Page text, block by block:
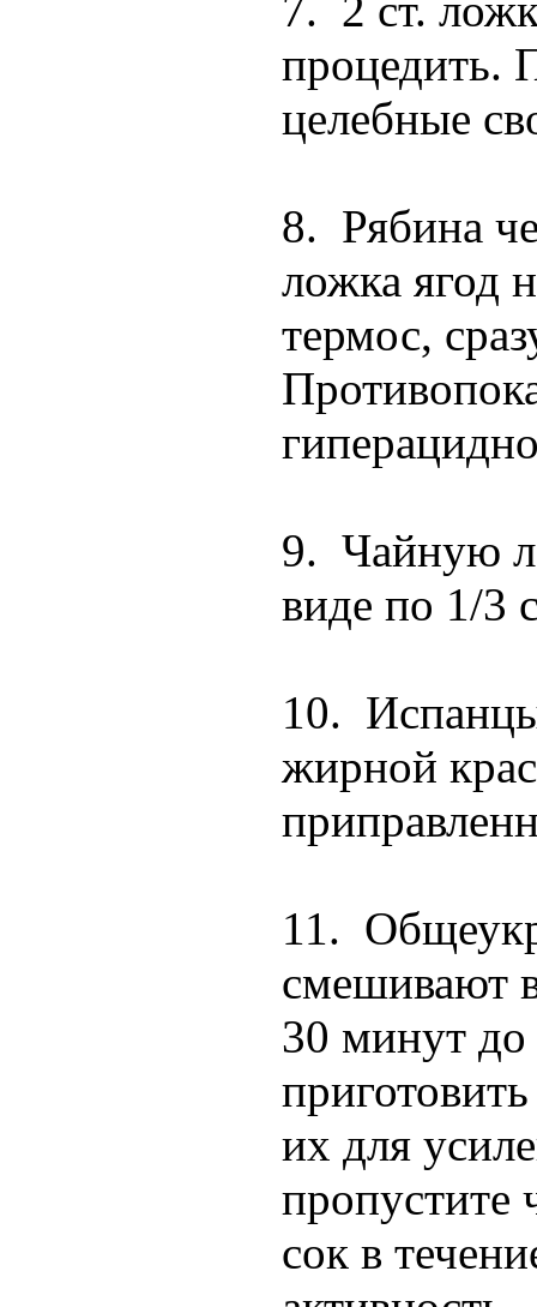
процедить.
целебные
8. Рябина
ложка ягод
термос,
9. Чайную
виде по 1/3
10. Испанцы
жирной
11.
смешивают
30 минут до
их для
пропустите
сок в